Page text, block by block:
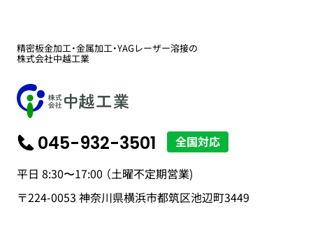
精密板金加工・金属加工・YAGレーザー溶接の
株式会社中越工業
045-932-3501
平日 8:30〜17:00 （土曜不定期営業)
〒224-0053 神奈川県横浜市都筑区池辺町3449